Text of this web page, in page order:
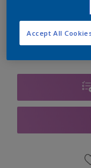
er hard aan om
Accept All